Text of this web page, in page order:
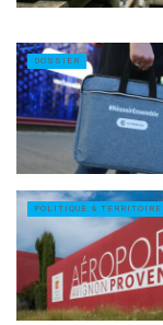
DOSSIER
POLITIQUE & TERRITOIRE